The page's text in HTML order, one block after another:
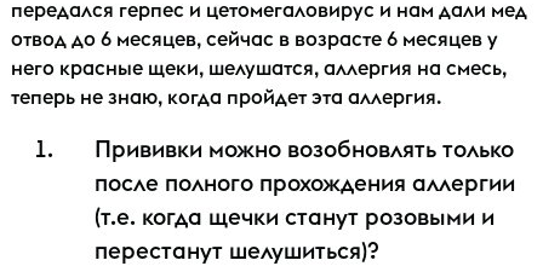
передался герпес и цетомегаловирус и нам дали мед
отвод до 6 месяцев, сейчас в возрасте 6 месяцев у
него красные щеки, шелушатся, аллергия на смесь,
теперь не знаю, когда пройдет эта аллергия.
Прививки можно возобновлять только
после полного прохождения аллергии
(т.е. когда щечки станут розовыми и
перестанут шелушиться)?